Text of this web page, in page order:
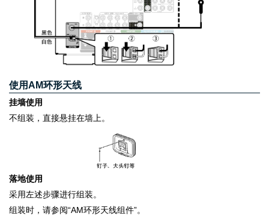
使用AM环形天线
挂墙使用
不组装，直接悬挂在墙上。
落地使用
采用左述步骤进行组装。
组装时，请参阅“AM环形天线组件”。